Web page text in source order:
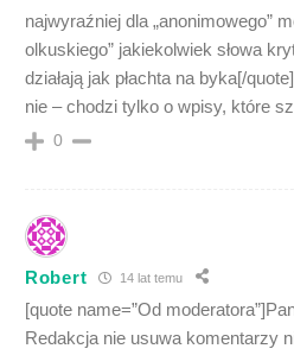
najwyraźniej dla „anonimowego”
olkuskiego” jakiekolwiek słowa
działają jak płachta na byka[/quote]
nie – chodzi tylko o wpisy, które
0
Robert 14 lat temu
[quote name=”Od
Redakcja nie usuwa komentarzy